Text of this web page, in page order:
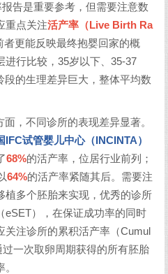
告是重要参考，但需要注意数
重点关注活产率（Live Birth Ra
更能反映最终抱婴回家的概
进行比较，35岁以下、35-37
段的生理差异巨大，整体平均数
，不同诊所的表现差异显著。
IFC试管婴儿中心（INCINTA）
68%的活产率，位居行业前列；
64%的活产率紧随其后。需要注
植多个胚胎来实现，优秀的诊所
eSET），在保证成功率的同时
关注诊所的累积活产率（Cumul
一次取卵周期获得的所有胚胎